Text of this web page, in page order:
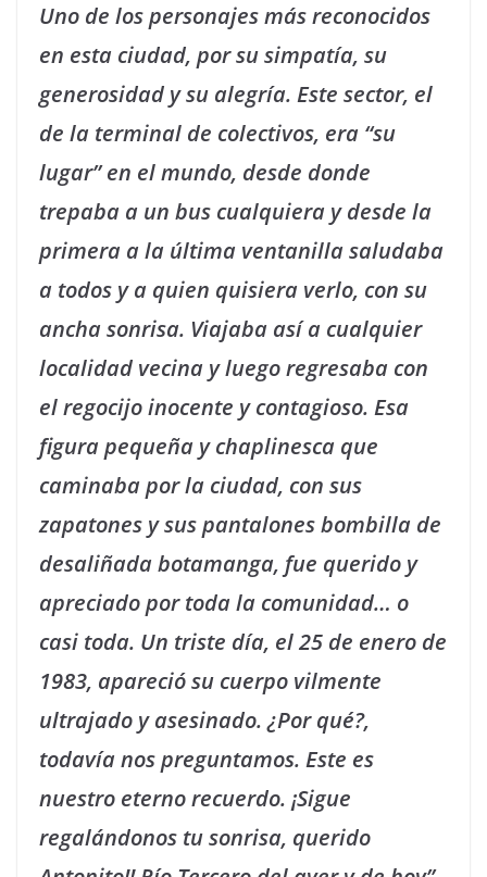
Uno de los personajes más reconocidos
en esta ciudad, por su simpatía, su
generosidad y su alegría. Este sector, el
de la terminal de colectivos, era “su
lugar” en el mundo, desde donde
trepaba a un bus cualquiera y desde la
primera a la última ventanilla saludaba
a todos y a quien quisiera verlo, con su
ancha sonrisa. Viajaba así a cualquier
localidad vecina y luego regresaba con
el regocijo inocente y contagioso. Esa
figura pequeña y chaplinesca que
caminaba por la ciudad, con sus
zapatones y sus pantalones bombilla de
desaliñada botamanga, fue querido y
apreciado por toda la comunidad… o
casi toda. Un triste día, el 25 de enero de
1983, apareció su cuerpo vilmente
ultrajado y asesinado. ¿Por qué?,
todavía nos preguntamos. Este es
nuestro eterno recuerdo. ¡Sigue
regalándonos tu sonrisa, querido